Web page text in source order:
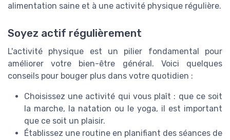
alimentation saine et à une activité physique régulière.
Soyez actif régulièrement
L'activité physique est un pilier fondamental pour
améliorer votre bien-être général. Voici quelques
conseils pour bouger plus dans votre quotidien :
Choisissez une activité qui vous plaît : que ce soit
la marche, la natation ou le yoga, il est important
que ce soit un plaisir.
Établissez une routine en planifiant des séances de